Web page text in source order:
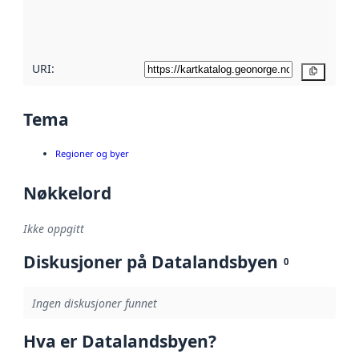
URI:
Tema
Regioner og byer
Nøkkelord
Ikke oppgitt
Diskusjoner på Datalandsbyen 0
Ingen diskusjoner funnet
Hva er Datalandsbyen?